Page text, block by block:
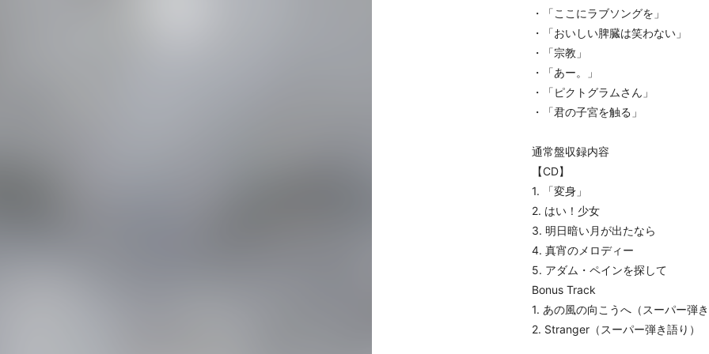
・「ここにラブソングを」
・「おいしい脾臓は笑わない」
・「宗教」
・「あー。」
・「ピクトグラムさん」
・「君の子宮を触る」
通常盤収録内容
【CD】
1. 「変身」
2. はい！少女
3. 明日暗い月が出たなら
4. 真宵のメロディー
5. アダム・ペインを探して
Bonus Track
1. あの風の向こうへ（スーパー弾
2. Stranger（スーパー弾き語り）